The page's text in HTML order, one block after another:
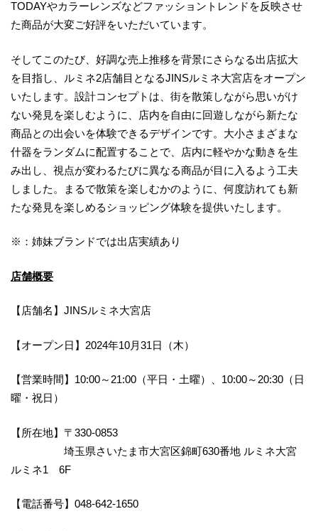
TODAYやカラーレンズなどファッショントレンドを反映させ
た商品が大変ご好評をいただいています。
そしてこのたび、好調な売上推移を背景にさらなる出店拡大
を目指し、ルミネ2店舗目となるJINSルミネ大宮店をオープン
いたします。設計コンセプトは、街を散策しながら思いがけ
ない発見を楽しむように、店内を自由に回遊しながら新たな
商品との出会いを体験できるデザインです。大小さまざまな
什器をランダムに配置することで、店内に軽やかな動きを生
み出し、視点が変わるたびに異なる商品が目に入るよう工夫
しました。まるで散策を楽しむかのように、何度訪れても新
たな発見を楽しめるショッピング体験を提供いたします。
※：姉妹ブランドでは出店実績あり
店舗概要
【店舗名】JINSルミネ大宮店
【オープン日】2024年10月31日（木）
【営業時間】10:00～21:00（平日・土曜）、10:00～20:30（日
曜・祝日）
【所在地】〒330-0853
埼玉県さいたま市大宮区錦町630番地 ルミネ大宮
ルミネ1 6F
【電話番号】048-642-1650